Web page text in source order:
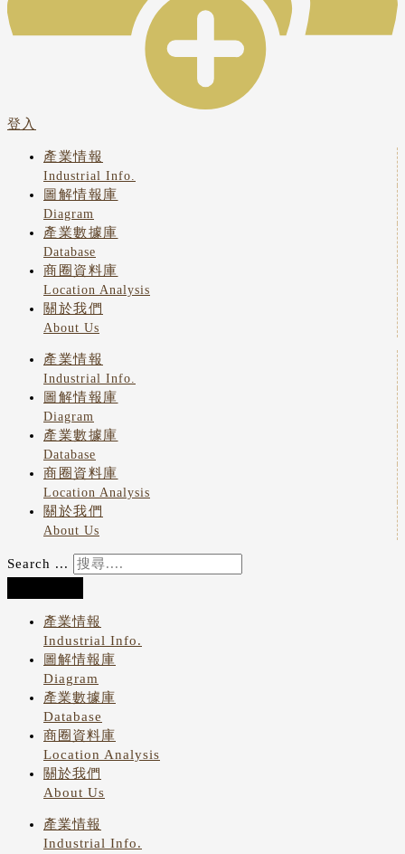
登入
產業情報
Industrial Info.
圖解情報庫
Diagram
產業數據庫
Database
商圈資料庫
Location Analysis
關於我們
About Us
產業情報
Industrial Info.
圖解情報庫
Diagram
產業數據庫
Database
商圈資料庫
Location Analysis
關於我們
About Us
Search ...
產業情報
Industrial Info.
圖解情報庫
Diagram
產業數據庫
Database
商圈資料庫
Location Analysis
關於我們
About Us
產業情報
Industrial Info.